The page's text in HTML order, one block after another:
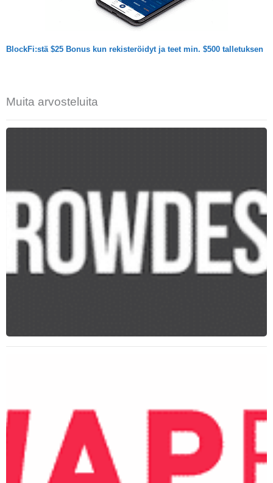
BlockFi:stä $25 Bonus kun rekisteröidyt ja teet min. $500 talletuksen
Muita arvosteluita